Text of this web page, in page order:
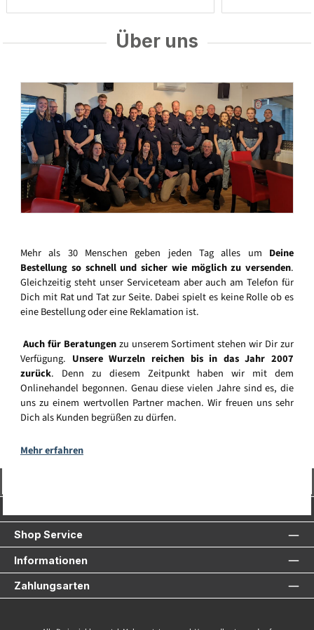
Über uns
Mehr als 30 Menschen geben jeden Tag alles um Deine
Bestellung so schnell und sicher wie möglich zu versenden.
Gleichzeitig steht unser Serviceteam aber auch am Telefon für
Dich mit Rat und Tat zur Seite. Dabei spielt es keine Rolle ob es
eine Bestellung oder eine Reklamation ist.
Auch für Beratungenzu unserem Sortiment stehen wir Dir zur
Verfügung. Unsere Wurzeln reichen bis in das Jahr 2007
zurück. Denn zu diesem Zeitpunkt haben wir mit dem
Onlinehandel begonnen. Genau diese vielen Jahre sind es, die
uns zu einem wertvollen Partner machen. Wir freuen uns sehr
Dich als Kunden begrüßen zu dürfen.
Mehr erfahren
Shop Service
Informationen
Zahlungsarten